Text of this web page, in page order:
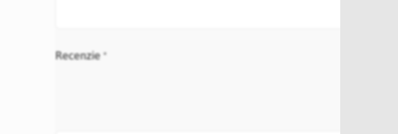
Recenzie